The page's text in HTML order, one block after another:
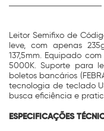
Leitor Semifixo de
leve, com apenas
137,5mm. Equipado
5000K. Suporte para
boletos bancários
tecnologia de teclado
busca eficiência e
ESPECIFICAÇÕES